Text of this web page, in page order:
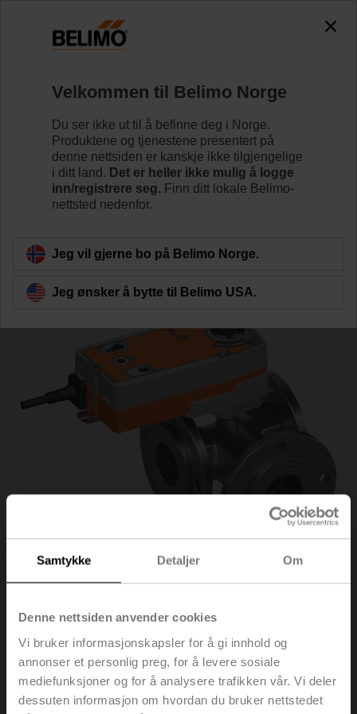
Samtykke Detaljer Om
Denne nettsiden anvender cookies
Vi bruker informasjonskapsler for å gi innhold og
annonser et personlig preg, for å levere sosiale
mediefunksjoner og for å analysere trafikken vår. Vi deler
dessuten informasjon om hvordan du bruker nettstedet
R7050R-B3/SRF24A-S2
Lær mer
Tilbake til produktkategori
R7050R-B3/SRF24A-
S2
Velkommen til Belimo Norge
Du ser ikke ut til å befinne deg i Norge.
Produktene og tjenestene presentert på
denne nettsiden er kanskje ikke tilgjengelige
i ditt land. Det er heller ikke mulig å logge
inn/registrere seg. Finn ditt lokale Belimo-
nettsted nedenfor.
Jeg vil gjerne bo på Belimo Norge.
Jeg ønsker å bytte til Belimo USA.